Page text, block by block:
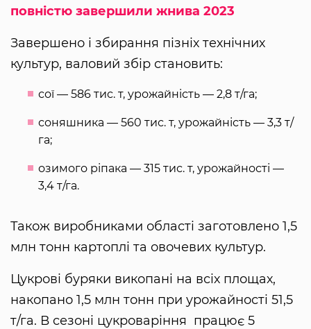
повністю завершили жнива 2023
Завершено і збирання пізніх технічних
культур, валовий збір становить:
сої — 586 тис. т, урожайність — 2,8 т/га;
соняшника — 560 тис. т, урожайність — 3,3 т/
га;
озимого ріпака — 315 тис. т, урожайності —
3,4 т/га.
Також виробниками області заготовлено 1,5
млн тонн картоплі та овочевих культур.
Цукрові буряки викопані на всіх площах,
накопано 1,5 млн тонн при урожайності 51,5
т/га. В сезоні цукроваріння працює 5